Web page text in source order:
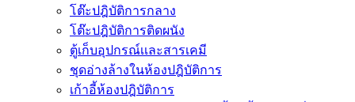
โต๊ะปฎิบัติการกลาง
โต๊ะปฎิบัติการติดผนัง
ตู้เก็บอุปกรณ์เเละสารเคมี
ชุดอ่างล้างในห้องปฎิบัติการ
เก้าอี้ห้องปฎิบัติการ